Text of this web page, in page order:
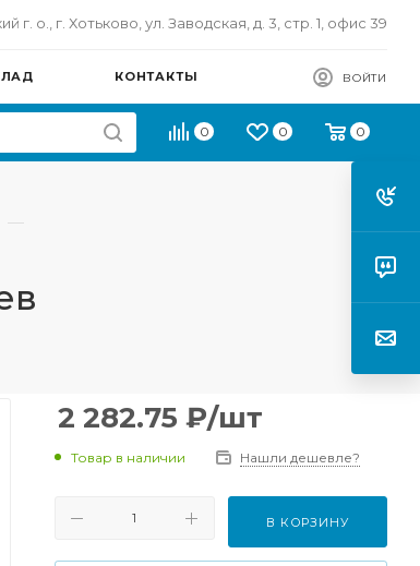
г. о., г. Хотьково, ул. Заводская, д. 3, стр. 1, офис 39
КОНТАКТЫ ВОЙТИ
0 0 0
—
2 282.75 ₽/шт
Товар в наличии Нашли дешевле?
В КОРЗИНУ